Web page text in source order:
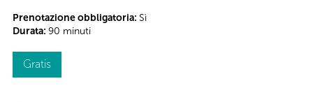
Prenotazione obbligatoria: Sì
Durata: 90 minuti
Gratis